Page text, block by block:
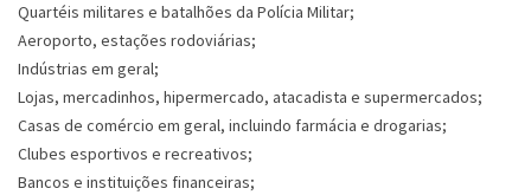
Quartéis militares e batalhões da Polícia Militar;
Aeroporto, estações rodoviárias;
Indústrias em geral;
Lojas, mercadinhos, hipermercado, atacadista e supermercados;
Casas de comércio em geral, incluindo farmácia e drogarias;
Clubes esportivos e recreativos;
Bancos e instituições financeiras;